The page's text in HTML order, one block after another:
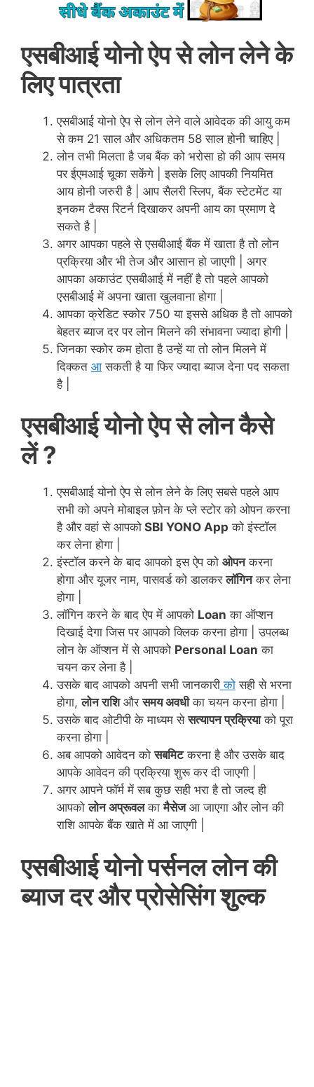
एसबीआई योनो ऐप से लोन लेने के
लिए पात्रता
एसबीआई योनो ऐप से लोन लेने वाले आवेदक की आयु कम
से कम 21 साल और अधिकतम 58 साल होनी चाहिए |
लोन तभी मिलता है जब बैंक को भरोसा हो की आप समय
पर ईएमआई चूका सकेंगे | इसके लिए आपकी नियमित
आय होनी जरुरी है | आप सैलरी स्लिप, बैंक स्टेटमेंट या
इनकम टैक्स रिटर्न दिखाकर अपनी आय का प्रमाण दे
सकते है |
अगर आपका पहले से एसबीआई बैंक में खाता है तो लोन
प्रक्रिया और भी तेज और आसान हो जाएगी | अगर
आपका अकाउंट एसबीआई में नहीं है तो पहले आपको
एसबीआई में अपना खाता खुलवाना होगा |
आपका क्रेडिट स्कोर 750 या इससे अधिक है तो आपको
बेहतर ब्याज दर पर लोन मिलने की संभावना ज्यादा होगी |
जिनका स्कोर कम होता है उन्हें या तो लोन मिलने में
दिक्कत आसकती है या फिर ज्यादा ब्याज देना पद सकता
है |
एसबीआई योनो ऐप से लोन कैसे
लें ?
एसबीआई योनो ऐप से लोन लेने के लिए सबसे पहले आप
सभी को अपने मोबाइल फ़ोन के प्ले स्टोर को ओपन करना
है और वहां से आपको SBI YONO App को इंस्टॉल
कर लेना होगा |
इंस्टॉल करने के बाद आपको इस ऐप को ओपनकरना
होगा और यूजर नाम, पासवर्ड को डालकरलॉगिनकर लेना
होगा |
लॉगिन करने के बाद ऐप में आपको Loan का ऑप्शन
दिखाई देगा जिस पर आपको क्लिक करना होगा | उपलब्ध
लोन के ऑप्शन में से आपको Personal Loan का
चयन कर लेना है |
उसके बाद आपको अपनी सभी जानकारी को सही से भरना
होगा,लोन राशिऔरसमय अवधीका चयन करना होगा |
उसके बाद ओटीपी के माध्यम सेसत्यापन प्रक्रियाको पूरा
करना होगा |
अब आपको आवेदन कोसबमिटकरना है और उसके बाद
आपके आवेदन की प्रक्रिया शुरू कर दी जाएगी |
अगर आपने फॉर्म में सब कुछ सही भरा है तो जल्द ही
आपकोलोन अप्रूवलकामैसेजआ जाएगा और लोन की
राशि आपके बैंक खाते में आ जाएगी |
एसबीआई योनो पर्सनल लोन की
ब्याज दर और प्रोसेसिंग शुल्क